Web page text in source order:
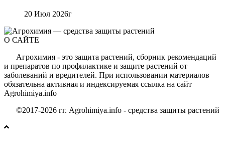
20 Июл 2026г
О САЙТЕ
Агрохимия - это защита растений, сборник рекомендаций
и препаратов по профилактике и защите растений от
заболеваний и вредителей. При использовании материалов
обязательна активная и индексируемая ссылка на сайт
Agrohimiya.info
©2017-2026 гг. Agrohimiya.info - средства защиты растений